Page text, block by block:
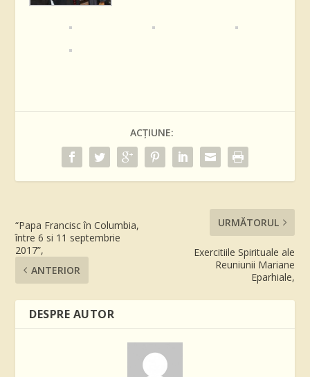
ACȚIUNE:
“Papa Francisc în Columbia,
între 6 si 11 septembrie
2017”,
ANTERIOR
URMĂTORUL
Exercitiile Spirituale ale
Reuniunii Mariane
Eparhiale,
DESPRE AUTOR